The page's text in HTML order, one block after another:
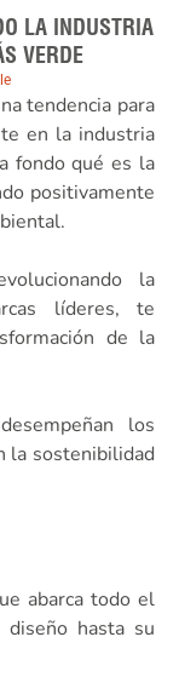
LA INDUSTRIA
VERDE
tendencia para
en la industria
fondo qué es la
positivamente
la
líderes, te
de la
los
la sostenibilidad
abarca todo el
hasta su